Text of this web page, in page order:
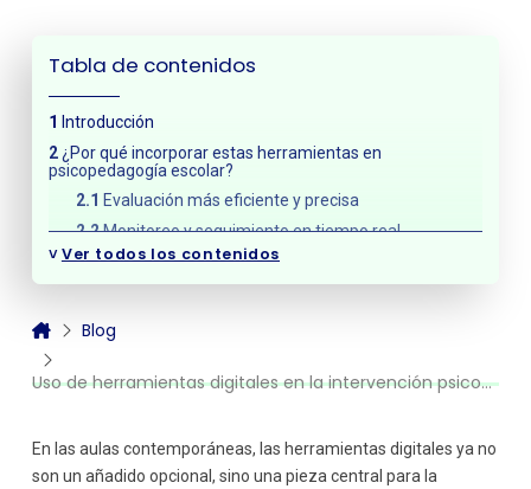
Tabla de contenidos
Introducción
¿Por qué incorporar estas herramientas en
psicopedagogía escolar?
Evaluación más eficiente y precisa
Monitoreo y seguimiento en tiempo real
Herramientas digitales clave y su aplicación en
Aprendizaje colaborativo mediado por tecnología
Aulas inteligentes y recursos multimedia
Estructura recomendada de la intervención
psicopedagógica digital
˅Ver todos los contenidos
Blog
Uso de herramientas digitales en la intervención psicopedagógica escolar
En las aulas contemporáneas, las herramientas digitales ya no
son un añadido opcional, sino una pieza central para la